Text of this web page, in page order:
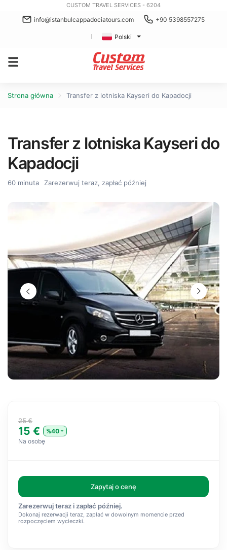
CUSTOM TRAVEL SERVICES - 6204
info@istanbulcappadociatours.com +90 5398557275
Polski
Strona główna Transfer z lotniska Kayseri do Kapadocji
Transfer z lotniska Kayseri do
Kapadocji
60 minuta Zarezerwuj teraz, zapłać później
25 €
15 €
%40
Na osobę
Zapytaj o cenę
Zarezerwuj teraz i zapłać później.
Dokonaj rezerwacji teraz, zapłać w dowolnym momencie przed
rozpoczęciem wycieczki.